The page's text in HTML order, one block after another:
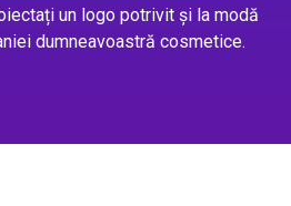
un logo potrivit și la modă
dumneavoastră cosmetice.